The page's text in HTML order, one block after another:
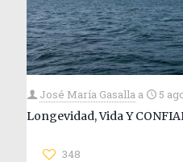
José María Gasalla a
5
Longevidad, Vida Y
348